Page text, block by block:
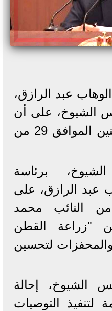
عبد الرازق،
الشيوخ، على أن
يعود للانعقاد يوم الاثنين الموافق 29 من
برئاسة
عبد الرازق، على
من النائب محمد
"زراعة القطن
لتحسين
الشيوخ، إحالة
لتنفيذ التوصيات